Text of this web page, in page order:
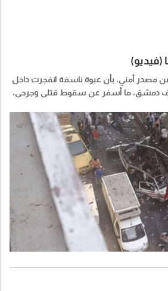
(فيديو)
عن مصدر أمني، بأن عبوة ناسفة انفجرت داخل
دمشق، ما أسفر عن سقوط قتلى وجرحى،